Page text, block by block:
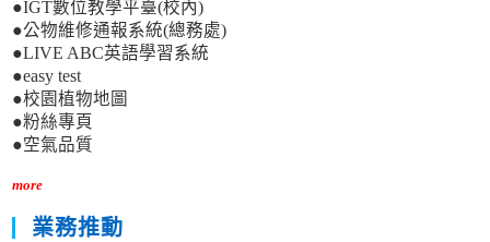
●IGT數位教學平臺(校內)
●公物維修通報系統(總務處)
●LIVE ABC英語學習系統
●easy test
●校園植物地圖
●粉絲專頁
●空氣品質
more
業務推動